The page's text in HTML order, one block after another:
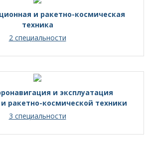
и ракетно-космическая
техника
2 специальности
и эксплуатация
ракетно-космической техники
3 специальности